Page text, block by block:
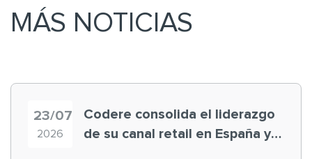
MÁS NOTICIAS
23/07
2026
Codere consolida el liderazgo
de su canal retail en España y